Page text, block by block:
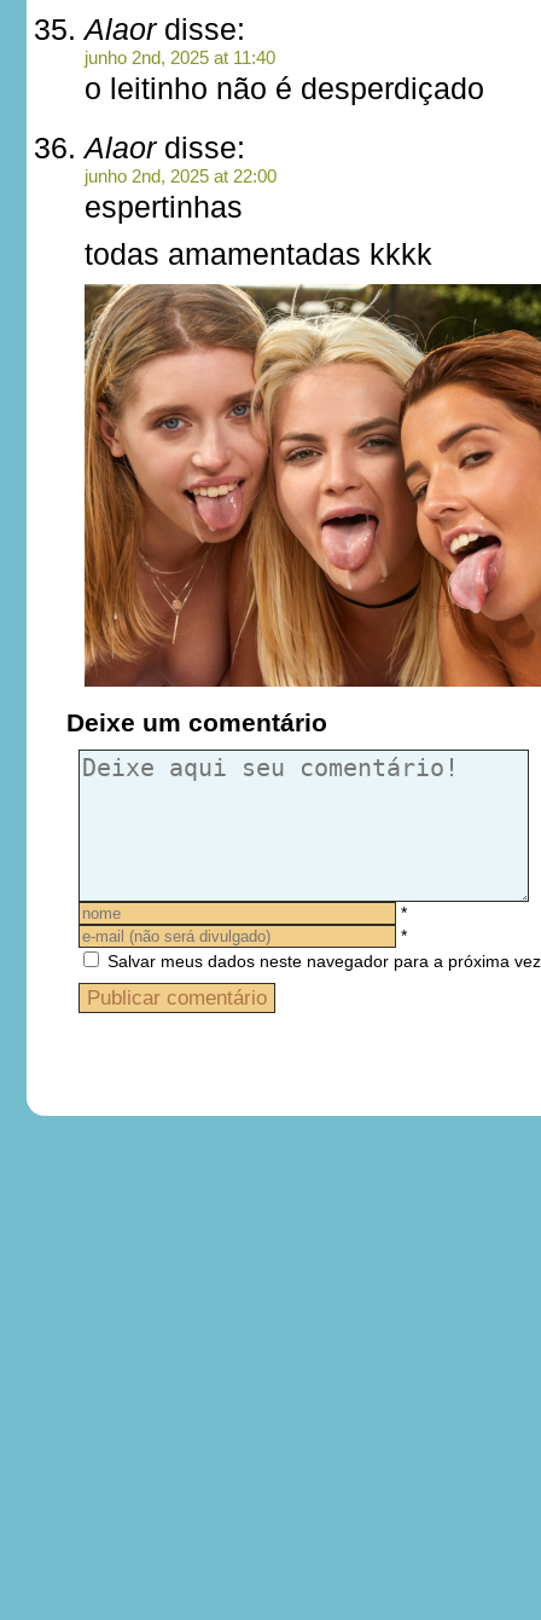
Alaordisse:
junho 2nd, 2025 at 11:40
o leitinho não é desperdiçado
Alaordisse:
junho 2nd, 2025 at 22:00
espertinhas
todas amamentadas kkkk
Deixe um comentário
*
*
Salvar meus dados neste navegador para a próxima